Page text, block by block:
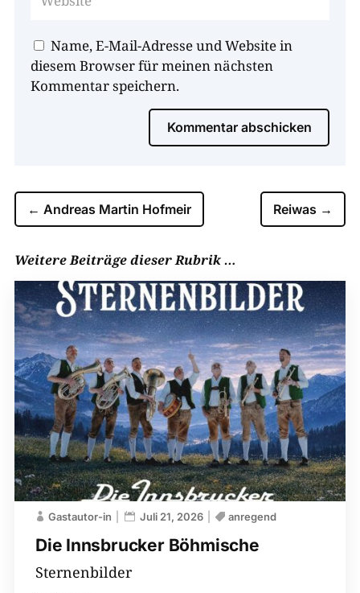
Name, E-Mail-Adresse und Website in
diesem Browser für meinen nächsten
Kommentar speichern.
Kommentar abschicken
← Andreas Martin Hofmeir Reiwas →
Weitere Beiträge dieser Rubrik …
Die Innsbrucker Böhmische
Gastautor-in Juli 21, 2026 anregend
Sternenbilder